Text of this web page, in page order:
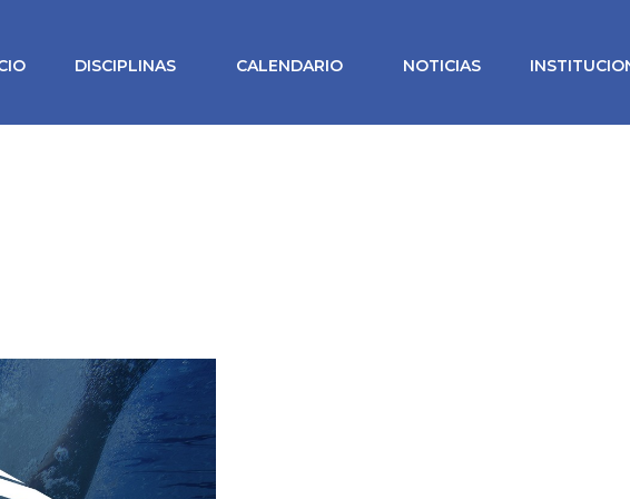
DISCIPLINAS CALENDARIO NOTICIAS